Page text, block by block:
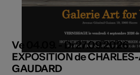
Ve 04.09. - Di 27.09.2026
EXPOSITION de
GAUDARD